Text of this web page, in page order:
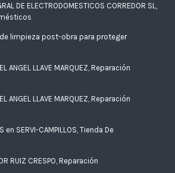
DE ELECTRODOMESTICOS CORREDOR SL,
limpieza post-obra para proteger
ANGEL LLAVE MARQUEZ, Reparación
ANGEL LLAVE MARQUEZ, Reparación
en SERVI-CAMPILLOS, Tienda De
RUIZ CRESPO, Reparación